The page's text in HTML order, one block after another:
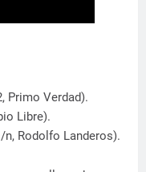
Primo Verdad).
Libre).
n, Rodolfo Landeros).